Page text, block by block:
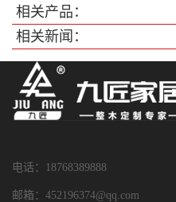
相关产品：
相关新闻：
电话：18768389888
邮箱：452196374@qq.com